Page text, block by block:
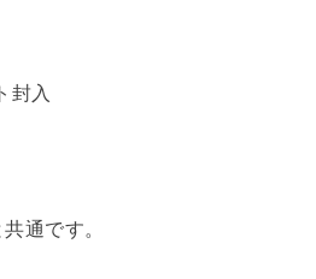
封入
通です。